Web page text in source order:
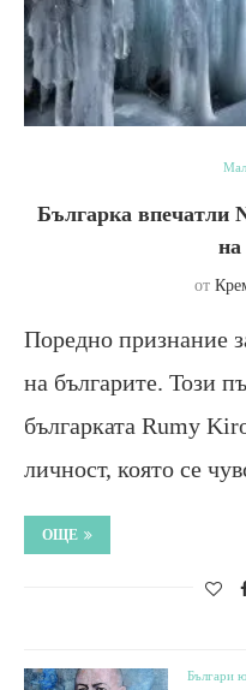
Българка впечатли
от
Поредно признание
на българите. Този
българката Rumy
личност, която се
ОЩЕ
Българи